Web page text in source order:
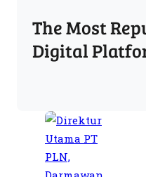
The Most
Digital